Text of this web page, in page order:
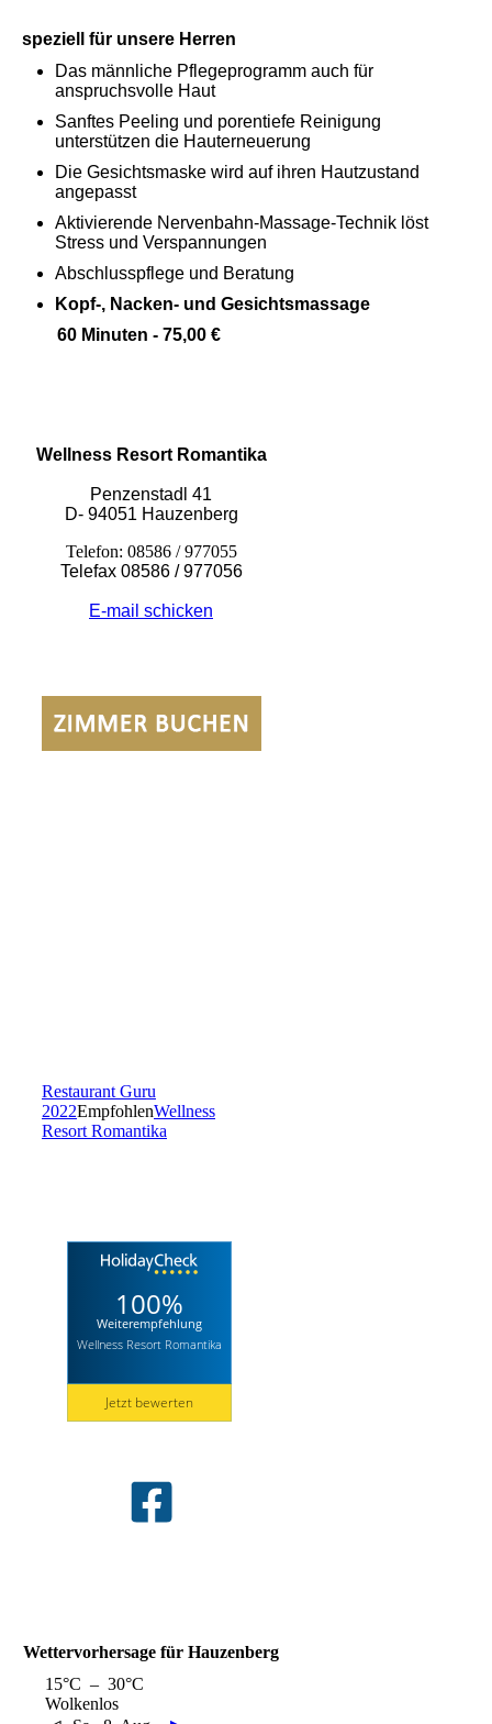
speziell für unsere Herren
Das männliche Pflegeprogramm auch für
anspruchsvolle Haut
Sanftes Peeling und porentiefe Reinigung
unterstützen die Hauterneuerung
Die Gesichtsmaske wird auf ihren Hautzustand
angepasst
Aktivierende Nervenbahn-Massage-Technik löst
Stress und Verspannungen
Abschlusspflege und Beratung
Kopf-, Nacken- und Gesichtsmassage
60 Minuten - 75,00 €
Wellness Resort Romantika
Penzenstadl 41
D- 94051 Hauzenberg
Telefon: 08586 / 977055
Telefax 08586 / 977056
E-mail schicken
Wettervorhersage für Hauzenberg
15°C – 30°C
Wolkenlos